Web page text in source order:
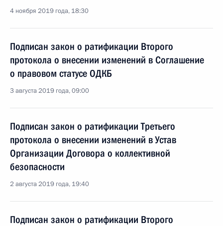
4 ноября 2019 года, 18:30
Подписан закон о ратификации Второго
протокола о внесении изменений в Соглашение
о правовом статусе ОДКБ
3 августа 2019 года, 09:00
Подписан закон о ратификации Третьего
протокола о внесении изменений в Устав
Организации Договора о коллективной
безопасности
2 августа 2019 года, 19:40
Подписан закон о ратификации Второго